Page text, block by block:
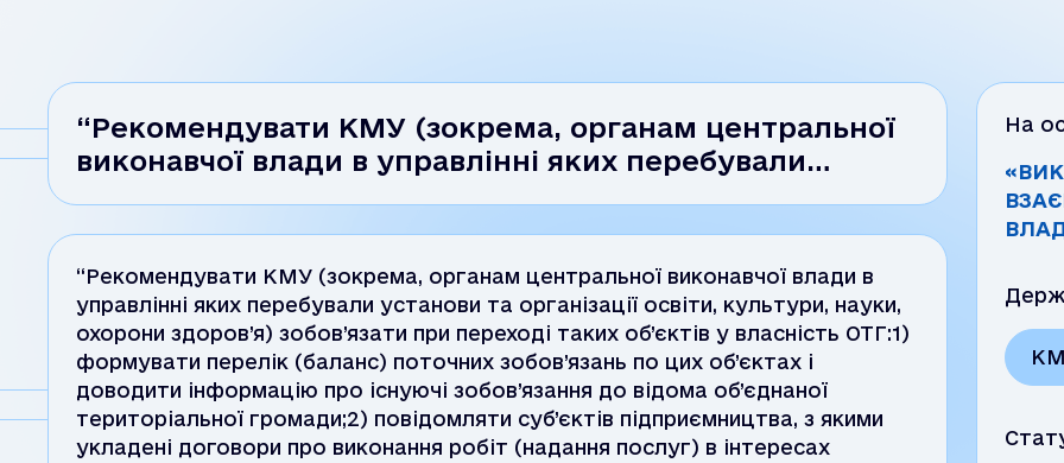
“Рекомендувати КМУ (зокрема, органам центральної
виконавчої влади в управлінні яких перебували…
“Рекомендувати КМУ (зокрема, органам центральної виконавчої влади в
управлінні яких перебували установи та організації освіти, культури, науки,
охорони здоров’я) зобов’язати при переході таких об’єктів у власність ОТГ:1)
формувати перелік (баланс) поточних зобов’язань по цих об’єктах і
доводити інформацію про існуючі зобов’язання до відома об’єднаної
територіальної громади;2) повідомляти суб’єктів підприємництва, з якими
укладені договори про виконання робіт (надання послуг) в інтересах
На